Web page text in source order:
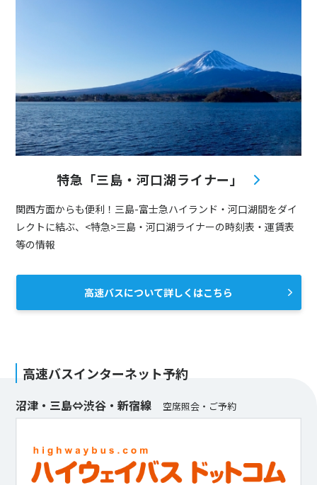
特急「三島・河口湖ライナー」
関西方面からも便利！三島-富士急ハイランド・河口湖間をダイ
レクトに結ぶ、<特急>三島・河口湖ライナーの時刻表・運賃表
等の情報
高速バスについて詳しくはこちら
高速バスインターネット予約
沼津・三島⇔渋谷・新宿線 空席照会・ご予約